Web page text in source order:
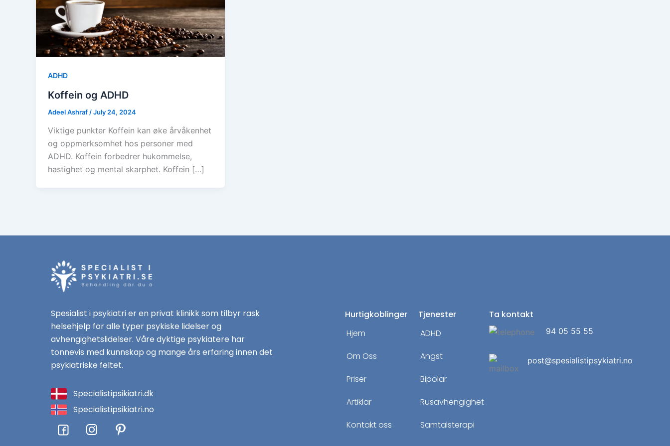
ADHD
Koffein og ADHD
Adeel Ashraf /July 24, 2024
Viktige punkter Koffein kan øke årvåkenhet
og oppmerksomhet hos personer med
ADHD. Koffein forbedrer hukommelse,
hastighet og mental skarphet. Koffein […]
Spesialist i psykiatri er en privat klinikk som tilbyr rask
helsehjelp for alle typer psykiske lidelser og
avhengighetslidelser. Våre dyktige psykiatere har
tonnevis med kunnskap og mange års erfaring innen det
psykiatriske feltet.
Specialistipsikiatri.dk
Specialistipsikiatri.no
F
a
I
n
Hurtigkoblinger
Hjem
Om Oss
Priser
Artiklar
Kontakt oss
Tjenester
ADHD
Angst
Bipolar
Rusavhengighet
Samtalsterapi
Ta kontakt
94 05 55 55
post@spesialistipsykiatri.no